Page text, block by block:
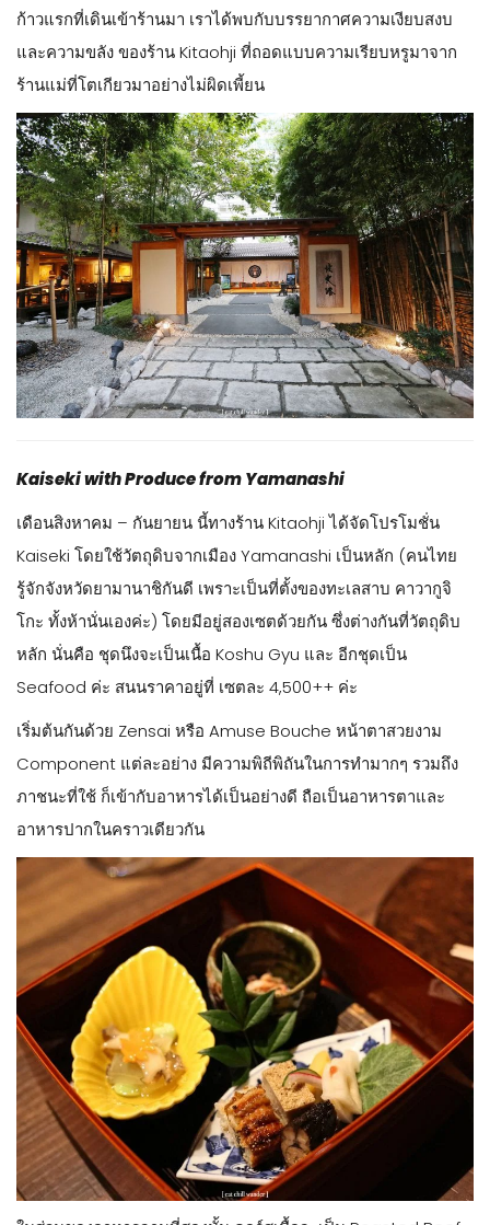
ก้าวแรกที่เดินเข้าร้านมา เราได้พบกับบรรยากาศความเงียบสงบ
และความขลัง ของร้าน Kitaohji ที่ถอดแบบความเรียบหรูมาจาก
ร้านแม่ที่โตเกียวมาอย่างไม่ผิดเพี้ยน
Kaiseki with Produce from Yamanashi
เดือนสิงหาคม – กันยายน นี้ทางร้าน Kitaohji ได้จัดโปรโมชั่น
Kaiseki โดยใช้วัตถุดิบจากเมือง Yamanashi เป็นหลัก (คนไทย
รู้จักจังหวัดยามานาชิกันดี เพราะเป็นที่ตั้งของทะเลสาบ คาวากูจิ
โกะ ทั้งห้านั่นเองค่ะ) โดยมีอยู่สองเซตด้วยกัน ซึ่งต่างกันที่วัตถุดิบ
หลัก นั่นคือ ชุดนึงจะเป็นเนื้อ Koshu Gyu และ อีกชุดเป็น
Seafood ค่ะ สนนราคาอยู่ที่ เซตละ 4,500++ ค่ะ
เริ่มต้นกันด้วย Zensai หรือ Amuse Bouche หน้าตาสวยงาม
Component แต่ละอย่าง มีความพิถีพิถันในการทำมากๆ รวมถึง
ภาชนะที่ใช้ ก็เข้ากับอาหารได้เป็นอย่างดี ถือเป็นอาหารตาและ
อาหารปากในคราวเดียวกัน